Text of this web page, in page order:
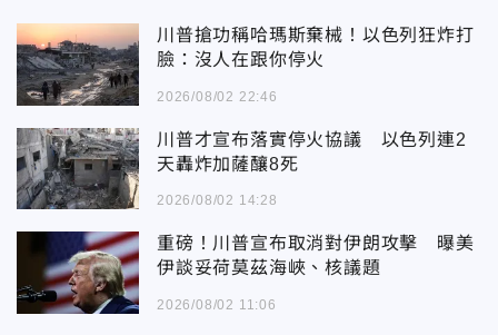
川普搶功稱哈瑪斯棄械！以色列狂炸打
臉：沒人在跟你停火
2026/08/02 22:46
川普才宣布落實停火協議 以色列連2
天轟炸加薩釀8死
2026/08/02 14:28
重磅！川普宣布取消對伊朗攻擊 曝美
伊談妥荷莫茲海峽、核議題
2026/08/02 11:06